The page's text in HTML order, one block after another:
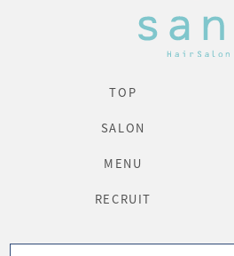
TOP
SALON
MENU
RECRUIT